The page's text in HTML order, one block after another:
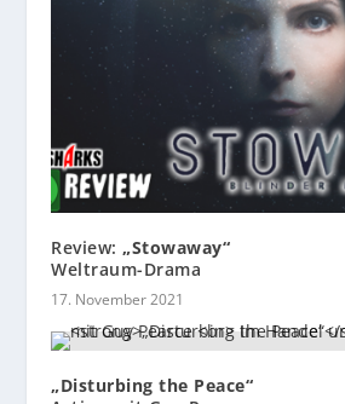
Review:„Stowaway“
Weltraum-Drama
17. November 2021
„Disturbing the Peace“